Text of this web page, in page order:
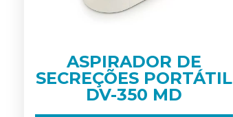
ASPIRADOR DE
SECREÇÕES PORTÁTIL
DV-350 MD